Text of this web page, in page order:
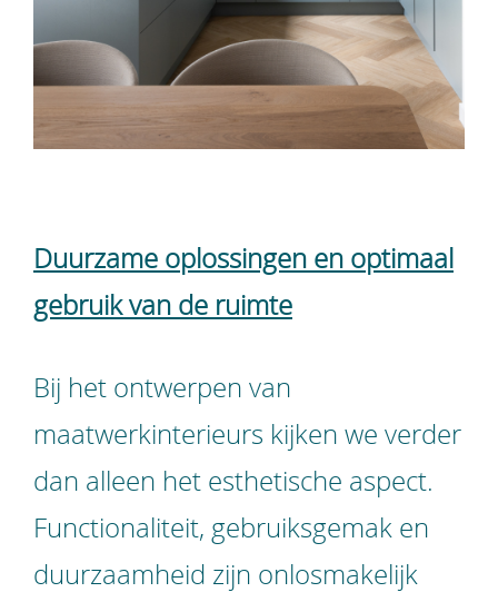
Duurzame oplossingen en optimaal
gebruik van de ruimte
Bij het ontwerpen van
maatwerkinterieurs kijken we verder
dan alleen het esthetische aspect.
Functionaliteit, gebruiksgemak en
duurzaamheid zijn onlosmakelijk